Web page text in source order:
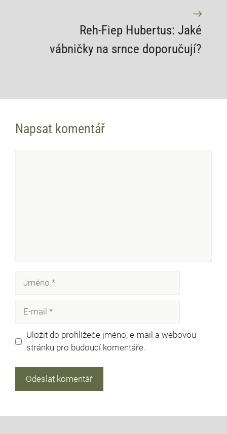
Reh-Fiep Hubertus: Jaké
vábničky na srnce doporučují?
Napsat komentář
Uložit do prohlížeče jméno, e-mail a webovou
stránku pro budoucí komentáře.